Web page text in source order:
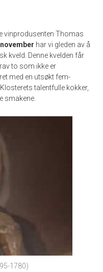
vinprodusenten Thomas
har vi gleden av å
kveld. Denne kvelden får
to som ikke er
med en utsøkt fem-
talentfulle kokker,
smakene.
1780)